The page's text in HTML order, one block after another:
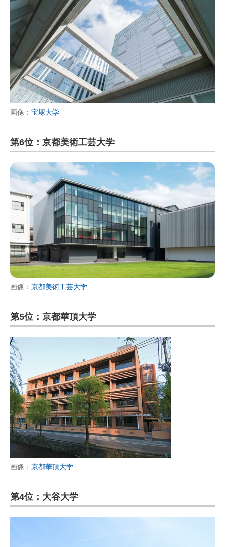
画像： 宝塚大学
第6位：京都美術工芸大学
画像： 京都美術工芸大学
第5位：京都華頂大学
画像： 京都華頂大学
第4位：大谷大学